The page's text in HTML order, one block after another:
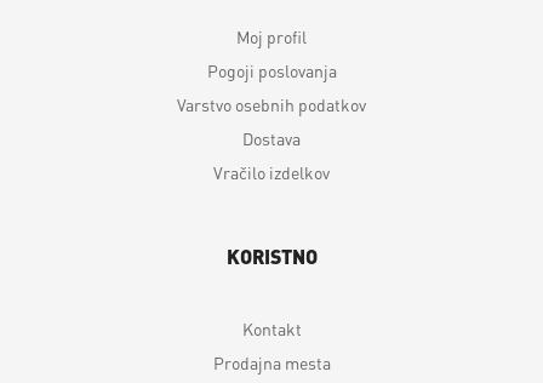
Moj profil
Pogoji poslovanja
Varstvo osebnih podatkov
Dostava
Vračilo izdelkov
KORISTNO
Kontakt
Prodajna mesta